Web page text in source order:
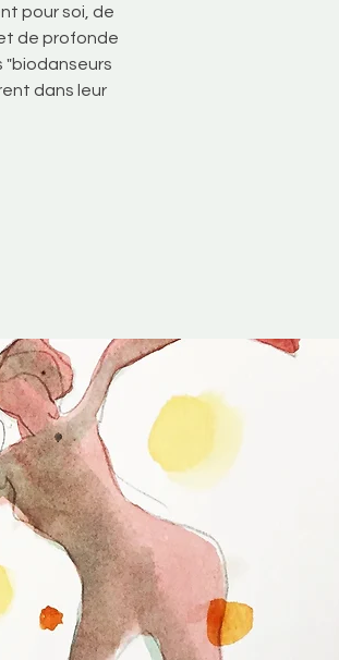
pour soi, de
de profonde
"biodanseurs
dans leur